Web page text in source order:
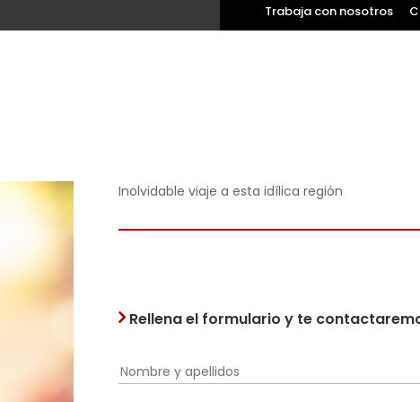
Trabaja con nosotros
Inolvidable viaje a esta idílica región
Rellena el formulario y te